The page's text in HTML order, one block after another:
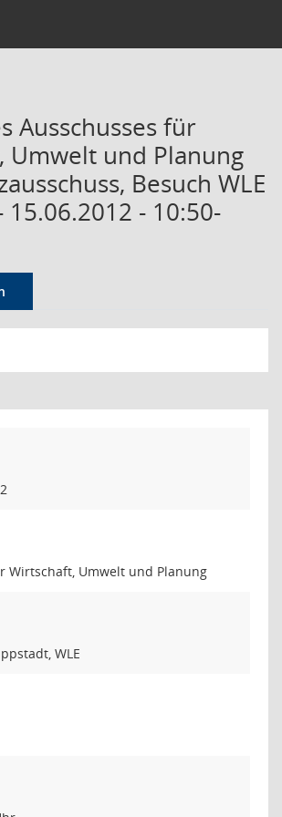
Ausschusses für
Umwelt und Planung
Besuch WLE
15.06.2012 - 10:50-
zu dieser Sitzung zusammenfassen
ohne Anlagen zusammenfassen
Wirtschaft, Umwelt und Planung
WLE